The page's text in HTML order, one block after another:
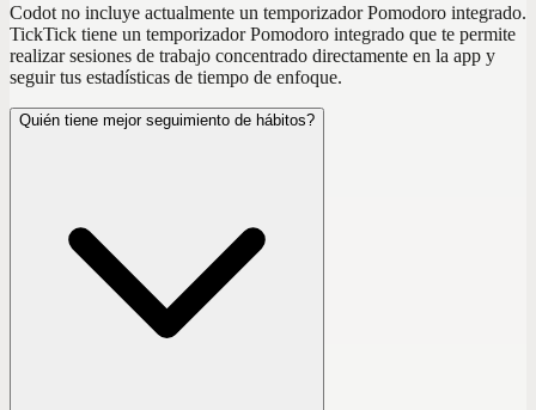
Codot no incluye actualmente un temporizador Pomodoro integrado.
TickTick tiene un temporizador Pomodoro integrado que te permite
realizar sesiones de trabajo concentrado directamente en la app y
seguir tus estadísticas de tiempo de enfoque.
Quién tiene mejor seguimiento de hábitos?